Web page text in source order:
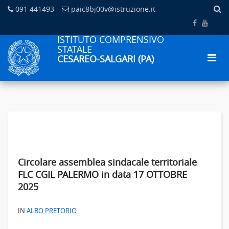
091 441493 paic8bj00v@istruzione.it
ISTITUTO COMPRENSIVO
STATALE
CESAREO-SALGARI (PA)
Circolare assemblea sindacale territoriale
FLC CGIL PALERMO in data 17 OTTOBRE
2025
IN ALBO PRETORIO